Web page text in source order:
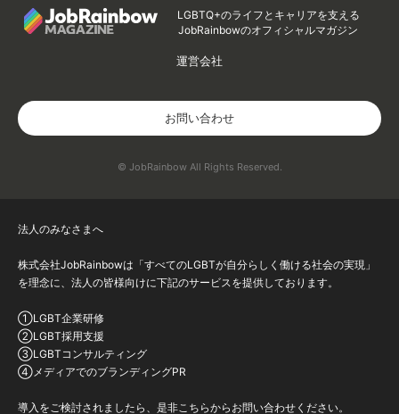
LGBTQ+のライフとキャリアを支える
JobRainbowのオフィシャルマガジン
運営会社
お問い合わせ
© JobRainbow All Rights Reserved.
法人のみなさまへ
株式会社JobRainbowは「すべてのLGBTが自分らしく働ける社会の実現」
を理念に、法人の皆様向けに下記のサービスを提供しております。
①LGBT企業研修
②LGBT採用支援
③LGBTコンサルティング
④メディアでのブランディングPR
導入をご検討されましたら、是非こちらからお問い合わせください。